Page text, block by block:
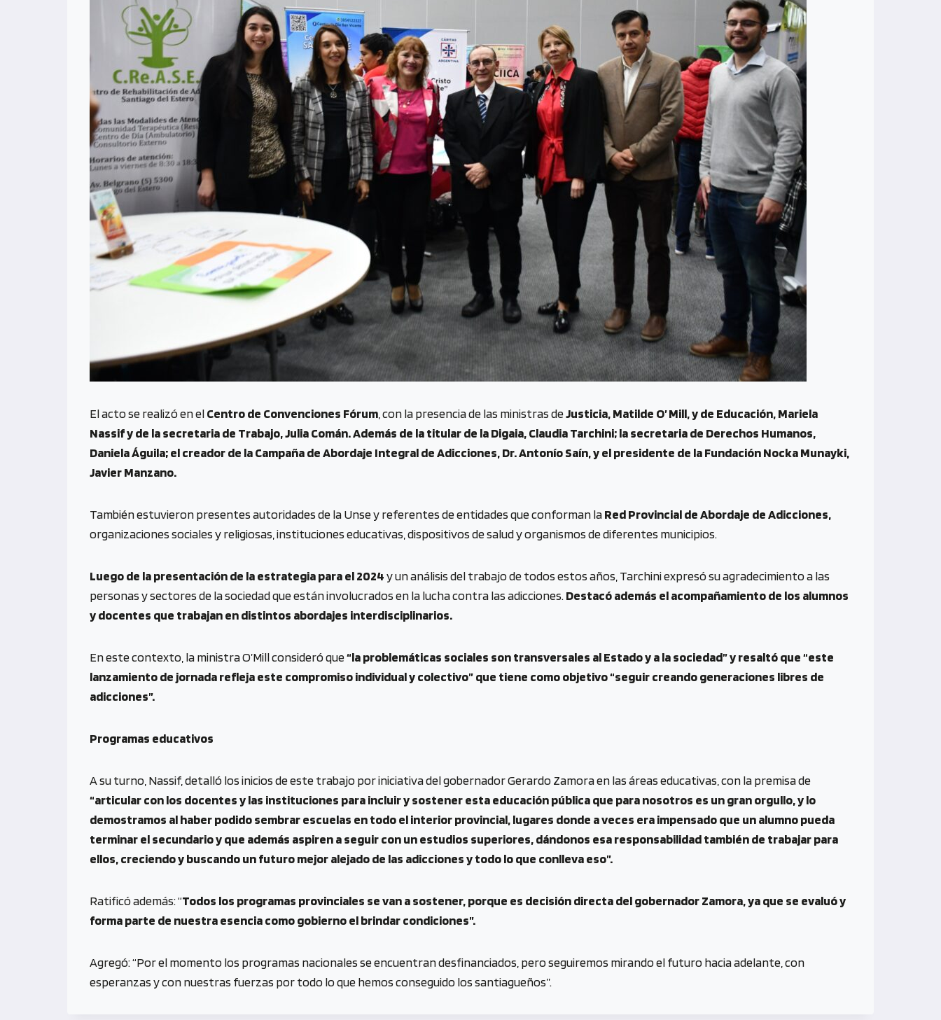
El acto se realizó en elCentro de Convenciones Fórum , con la presencia de las ministras deJusticia, Matilde O’ Mill, y de Educación, Mariela
Nassif y de la secretaria de Trabajo, Julia Comán. Además de la titular de la Digaia, Claudia Tarchini; la secretaria de Derechos Humanos,
Daniela Águila; el creador de la Campaña de Abordaje Integral de Adicciones, Dr. Antonío Saín, y el presidente de la Fundación Nocka Munayki,
Javier Manzano.
También estuvieron presentes autoridades de la Unse y referentes de entidades que conforman laRed Provincial de Abordaje de Adicciones,
organizaciones sociales y religiosas, instituciones educativas, dispositivos de salud y organismos de diferentes municipios.
Luego de la presentación de la estrategia para el 2024y un análisis del trabajo de todos estos años, Tarchini expresó su agradecimiento a las
personas y sectores de la sociedad que están involucrados en la lucha contra las adicciones. Destacó además el acompañamiento de los alumnos
y docentes que trabajan en distintos abordajes interdisciplinarios.
En este contexto, la ministra O’Mill consideró que“la problemáticas sociales son transversales al Estado y a la sociedad” y resaltó que “este
lanzamiento de jornada refleja este compromiso individual y colectivo” que tiene como objetivo “seguir creando generaciones libres de
adicciones”.
Programas educativos
A su turno, Nassif, detalló los inicios de este trabajo por iniciativa del gobernador Gerardo Zamora en las áreas educativas, con la premisa de
“articular con los docentes y las instituciones para incluir y sostener esta educación pública que para nosotros es un gran orgullo, y lo
demostramos al haber podido sembrar escuelas en todo el interior provincial, lugares donde a veces era impensado que un alumno pueda
terminar el secundario y que además aspiren a seguir con un estudios superiores, dándonos esa responsabilidad también de trabajar para
ellos, creciendo y buscando un futuro mejor alejado de las adicciones y todo lo que conlleva eso”.
Ratificó además: “Todos los programas provinciales se van a sostener, porque es decisión directa del gobernador Zamora, ya que se evaluó y
forma parte de nuestra esencia como gobierno el brindar condiciones”.
Agregó: “Por el momento los programas nacionales se encuentran desfinanciados, pero seguiremos mirando el futuro hacia adelante, con
esperanzas y con nuestras fuerzas por todo lo que hemos conseguido los santiagueños”.